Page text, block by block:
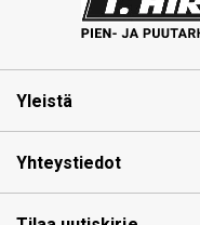
Yleistä
Yhteystiedot